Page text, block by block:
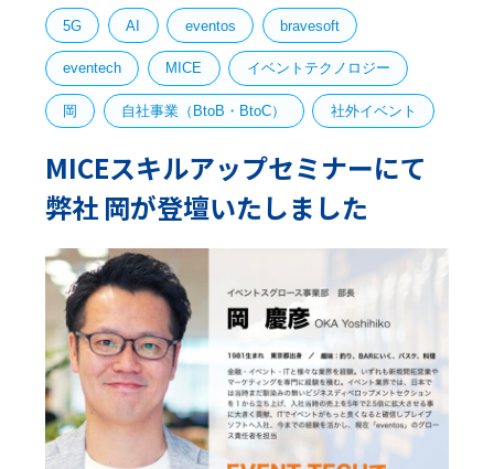
5G AI eventos bravesoft
eventech MICE イベントテクノロジー
岡 自社事業（BtoB・BtoC） 社外イベント
MICEスキルアップセミナーにて
弊社 岡が登壇いたしました